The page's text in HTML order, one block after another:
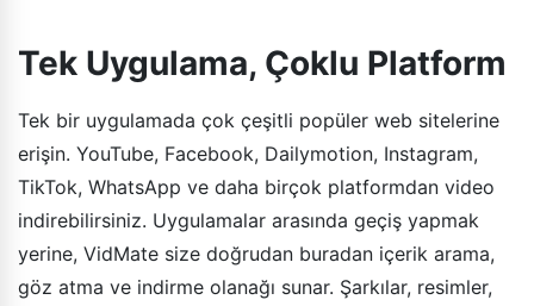
Tek Uygulama, Çoklu Platform
Tek bir uygulamada çok çeşitli popüler web sitelerine
erişin. YouTube, Facebook, Dailymotion, Instagram,
TikTok, WhatsApp ve daha birçok platformdan video
indirebilirsiniz. Uygulamalar arasında geçiş yapmak
yerine, VidMate size doğrudan buradan içerik arama,
göz atma ve indirme olanağı sunar. Şarkılar, resimler,